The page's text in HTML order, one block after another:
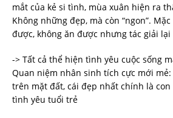
mắt của kẻ si tình, mùa xuân hiện ra
Không những đẹp, mà còn “ngon”.
được, không ăn được nhưng tác giải lại
-> Tất cả thể hiện tình yêu cuộc sống
Quan niệm nhân sinh tích cực mới
trên mặt đất, cái đẹp nhất chính là
tình yêu tuổi trẻ